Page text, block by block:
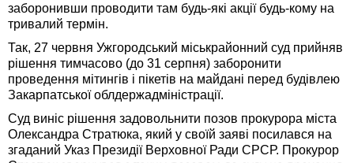
заборонивши проводити там будь-які акції будь-кому на
тривалий термін.
Так, 27 червня Ужгородський міськрайонний суд прийняв
рішення тимчасово (до 31 серпня) заборонити
проведення мітингів і пікетів на майдані перед будівлею
Закарпатської облдержадміністрації.
Суд виніс рішення задовольнити позов прокурора міста
Олександра Стратюка, який у своїй заяві посилався на
згаданий Указ Президії Верховної Ради СРСР. Прокурор